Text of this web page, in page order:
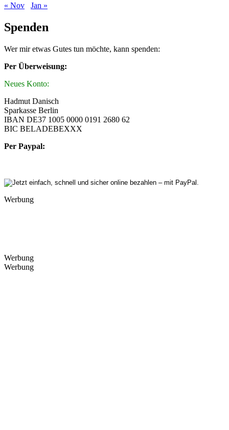
« Nov Jan »
Spenden
Wer mir etwas Gutes tun möchte, kann spenden:
Per Überweisung:
Neues Konto:
Hadmut Danisch
Sparkasse Berlin
IBAN DE37 1005 0000 0191 2680 62
BIC BELADEBEXXX
Per Paypal:
Werbung
Werbung
Werbung